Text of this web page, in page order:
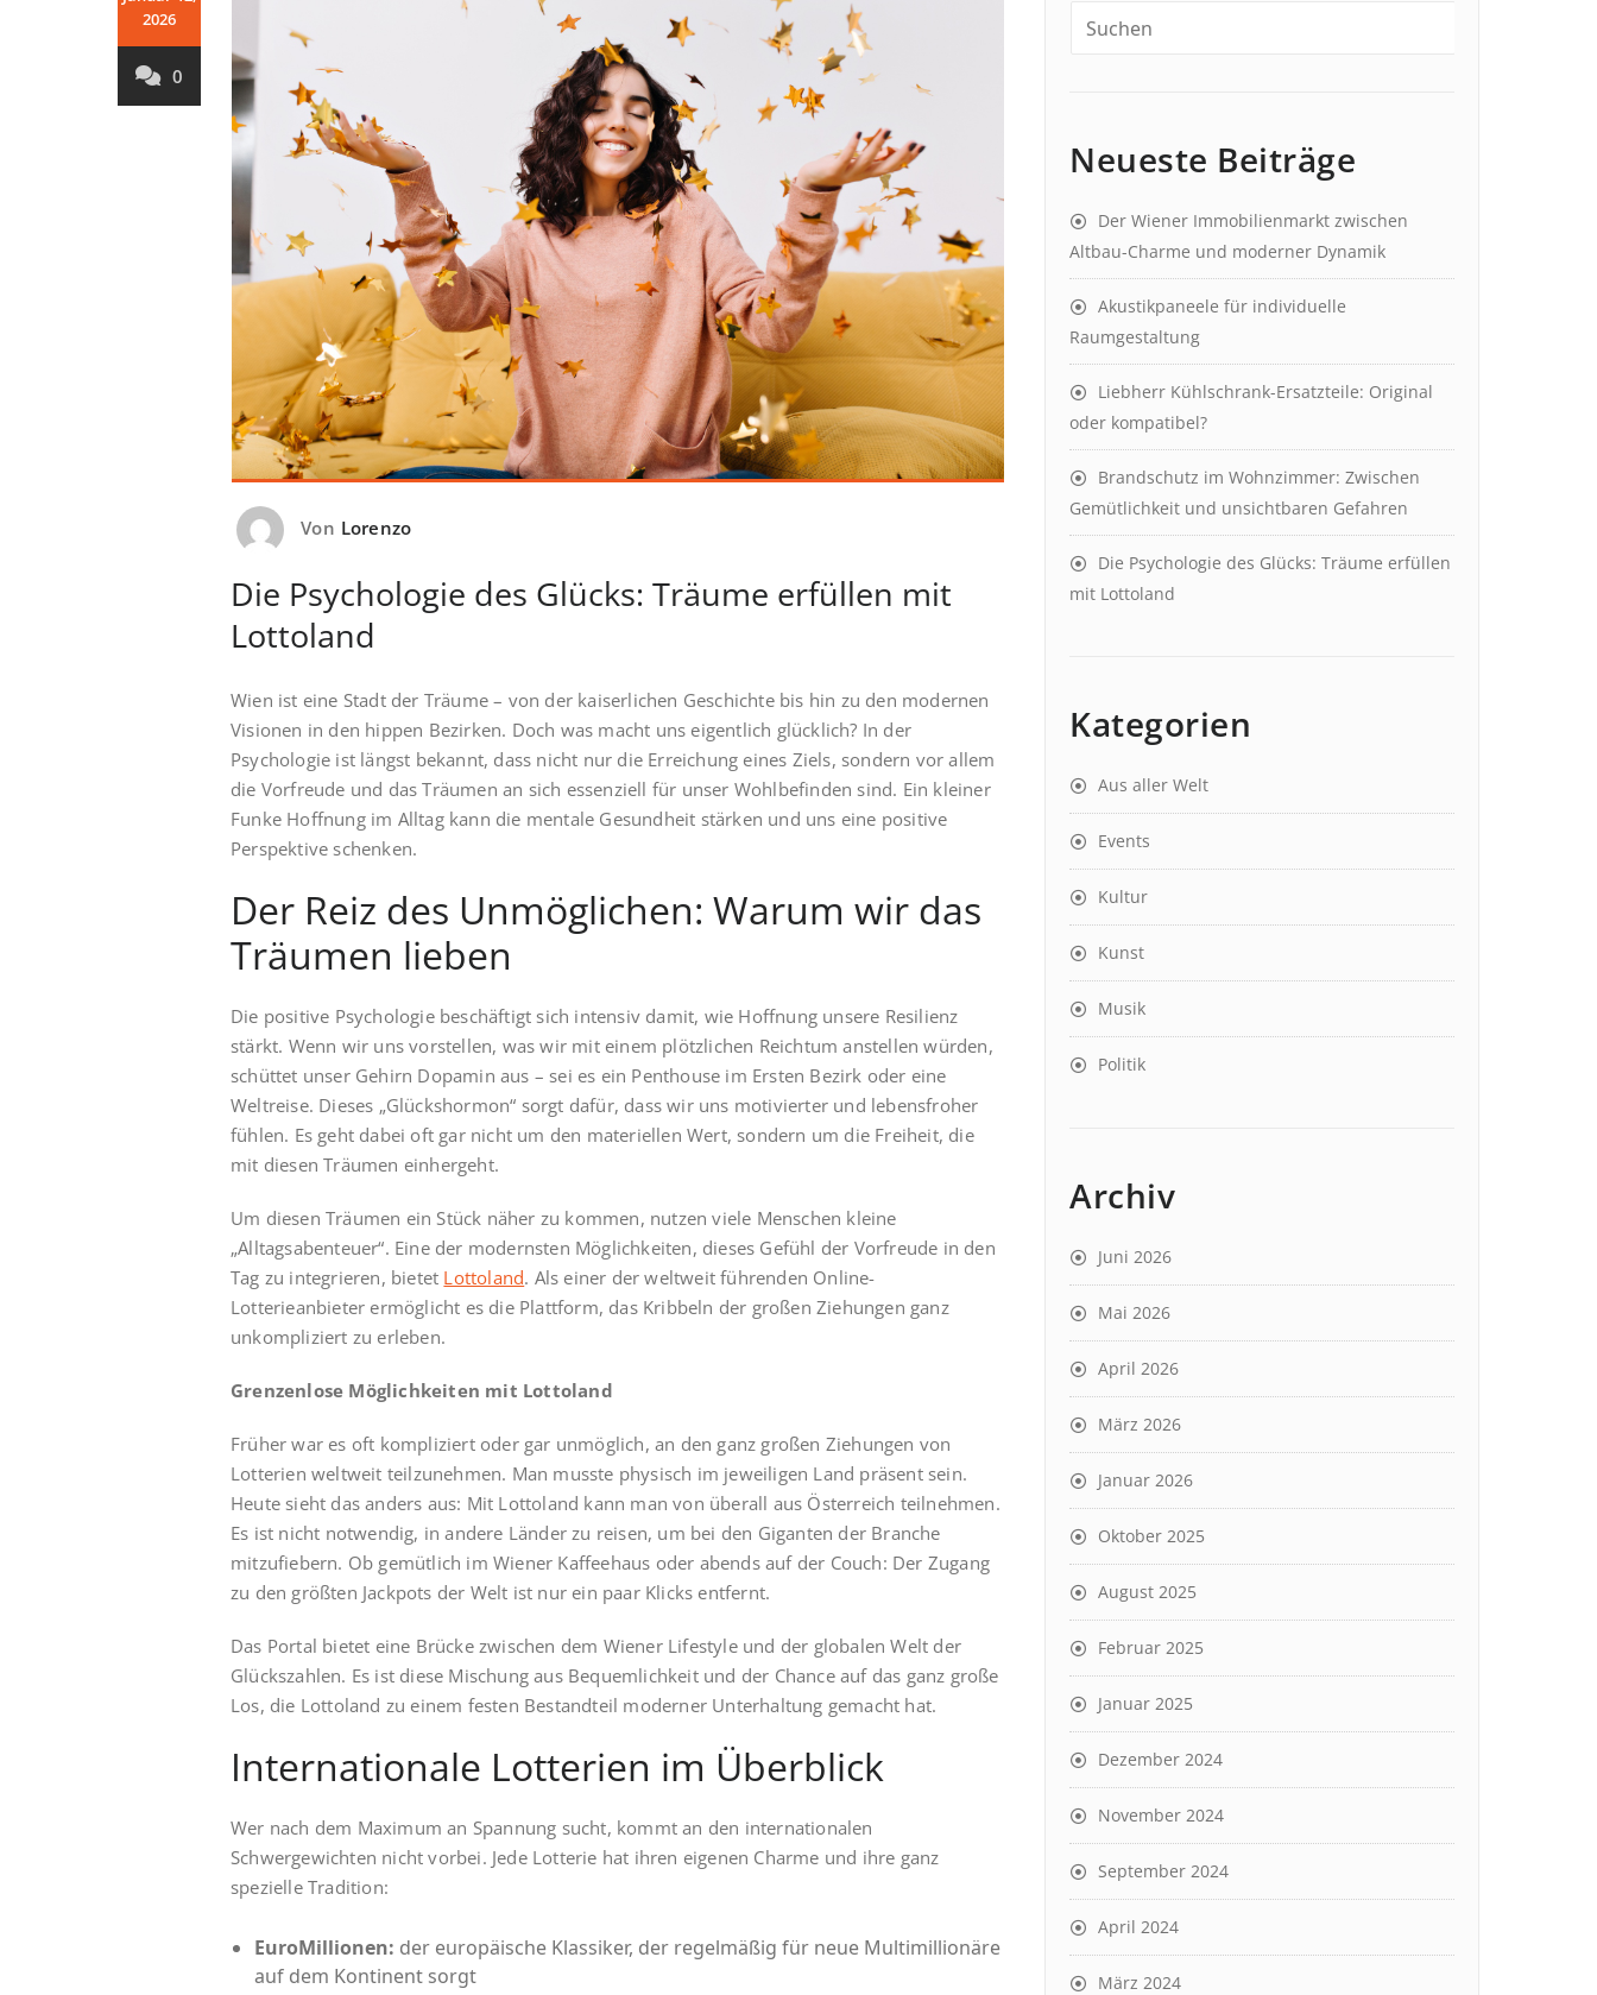
2026
0
Von Lorenzo
Die Psychologie des Glücks: Träume erfüllen mit
Lottoland
Wien ist eine Stadt der Träume – von der kaiserlichen Geschichte bis hin zu den modernen
Visionen in den hippen Bezirken. Doch was macht uns eigentlich glücklich? In der
Psychologie ist längst bekannt, dass nicht nur die Erreichung eines Ziels, sondern vor allem
die Vorfreude und das Träumen an sich essenziell für unser Wohlbefinden sind. Ein kleiner
Funke Hoffnung im Alltag kann die mentale Gesundheit stärken und uns eine positive
Perspektive schenken.
Der Reiz des Unmöglichen: Warum wir das
Träumen lieben
Die positive Psychologie beschäftigt sich intensiv damit, wie Hoffnung unsere Resilienz
stärkt. Wenn wir uns vorstellen, was wir mit einem plötzlichen Reichtum anstellen würden,
schüttet unser Gehirn Dopamin aus – sei es ein Penthouse im Ersten Bezirk oder eine
Weltreise. Dieses „Glückshormon“ sorgt dafür, dass wir uns motivierter und lebensfroher
fühlen. Es geht dabei oft gar nicht um den materiellen Wert, sondern um die Freiheit, die
mit diesen Träumen einhergeht.
Um diesen Träumen ein Stück näher zu kommen, nutzen viele Menschen kleine
„Alltagsabenteuer“. Eine der modernsten Möglichkeiten, dieses Gefühl der Vorfreude in den
Tag zu integrieren, bietet Lottoland. Als einer der weltweit führenden Online-
Lotterieanbieter ermöglicht es die Plattform, das Kribbeln der großen Ziehungen ganz
unkompliziert zu erleben.
Grenzenlose Möglichkeiten mit Lottoland
Früher war es oft kompliziert oder gar unmöglich, an den ganz großen Ziehungen von
Lotterien weltweit teilzunehmen. Man musste physisch im jeweiligen Land präsent sein.
Heute sieht das anders aus: Mit Lottoland kann man von überall aus Österreich teilnehmen.
Es ist nicht notwendig, in andere Länder zu reisen, um bei den Giganten der Branche
mitzufiebern. Ob gemütlich im Wiener Kaffeehaus oder abends auf der Couch: Der Zugang
zu den größten Jackpots der Welt ist nur ein paar Klicks entfernt.
Das Portal bietet eine Brücke zwischen dem Wiener Lifestyle und der globalen Welt der
Glückszahlen. Es ist diese Mischung aus Bequemlichkeit und der Chance auf das ganz große
Los, die Lottoland zu einem festen Bestandteil moderner Unterhaltung gemacht hat.
Internationale Lotterien im Überblick
Wer nach dem Maximum an Spannung sucht, kommt an den internationalen
Schwergewichten nicht vorbei. Jede Lotterie hat ihren eigenen Charme und ihre ganz
spezielle Tradition:
EuroMillionen: der europäische Klassiker, der regelmäßig für neue Multimillionäre
auf dem Kontinent sorgt
Neueste Beiträge
Der Wiener Immobilienmarkt zwischen
Altbau-Charme und moderner Dynamik
Akustikpaneele für individuelle
Raumgestaltung
Liebherr Kühlschrank-Ersatzteile: Original
oder kompatibel?
Brandschutz im Wohnzimmer: Zwischen
Gemütlichkeit und unsichtbaren Gefahren
Die Psychologie des Glücks: Träume erfüllen
mit Lottoland
Kategorien
Aus aller Welt
Events
Kultur
Kunst
Musik
Politik
Archiv
Juni 2026
Mai 2026
April 2026
März 2026
Januar 2026
Oktober 2025
August 2025
Februar 2025
Januar 2025
Dezember 2024
November 2024
September 2024
April 2024
März 2024